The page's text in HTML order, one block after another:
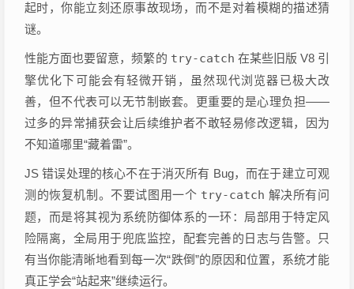
起时，你能立刻还原事故现场，而不是对着模糊的描述猜
谜。
性能方面也要留意，频繁的 try-catch 在某些旧版 V8 引
擎优化下可能会有轻微开销，虽然现代浏览器已极大改
善，但不代表可以无节制嵌套。更重要的是心理负担——
过多的异常捕获会让后续维护者不敢轻易修改逻辑，因为
不知道哪里“藏着雷”。
JS 错误处理的核心不在于消灭所有 Bug，而在于建立可观
测的恢复机制。不要试图用一个 try-catch 解决所有问
题，而是将其视为系统防御体系的一环：局部用于特定风
险隔离，全局用于兜底监控，配套完善的日志与告警。只
有当你能清晰地看到每一次“跌倒”的原因和位置，系统才能
真正学会“站起来”继续运行。